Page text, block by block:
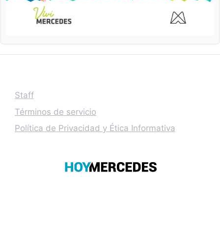
Staff
Términos de servicio
Política de Privacidad y Ética Informativa